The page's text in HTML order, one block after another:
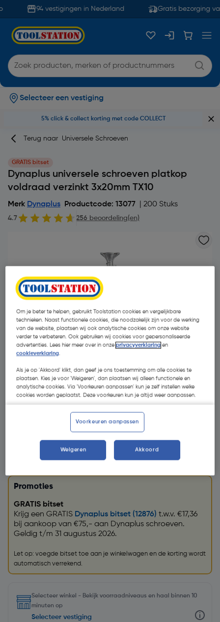
94 vestigingen in Nederland Gratis bezorging
Selecteer een vestiging
5% click & collect korting met code COLLECT
Terug naar Universele Schroeven
GRATIS bitset
Dynaplus universele schroeven platkop
voldraad verzinkt 3x20mm TX10
Merk Dynaplus Productcode: 13077 | 200 Stuks
4.7 256 beoordeling(en)
€ 4,71| Excl. btw € 3,89
Promoties
GRATIS bitset
Krijg een GRATIS Dynaplus bitset (12876) t.w.v. €17,36
bij aankoop van €75,- aan Dynaplus schroeven.
Geldig t/m 31 augustus 2026.
Let op: voegde bitset toe aan je winkelwagen en de korting wordt
automatisch verrekend.
Selecteer winkel - Bekijk voorraadniveaus en haal binnen 10
minuten op
Selecteer vestiging
Om je beter te helpen, gebruikt Toolstation cookies en vergelijkbare
technieken. Naast functionele cookies, die noodzakelijk zijn voor de werking
van de website, plaatsen wij ook analytische cookies om onze website
verder te verbeteren. Ook gebruiken wij cookies voor gepersonaliseerde
advertenties. Lees hier meer over in onzeprivacyverklaring en
cookieverklaring.
Als je op 'Akkoord' klikt, dan geef je ons toestemming om alle cookies te
plaatsen. Kies je voor 'Weigeren', dan plaatsen wij alleen functionele en
analytische cookies. Via 'Voorkeuren aanpassen' kun je zelf instellen welke
cookies worden geplaatst. Deze voorkeuren kun je altijd weer aanpassen.
Voorkeuren aanpassen
Weigeren Akkoord